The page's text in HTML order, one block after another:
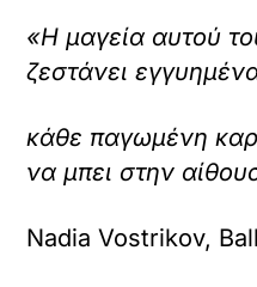
«Η μαγεία αυτού
ζεστάνει
κάθε παγωμένη
να μπει στην
Nadia Vostrikov,